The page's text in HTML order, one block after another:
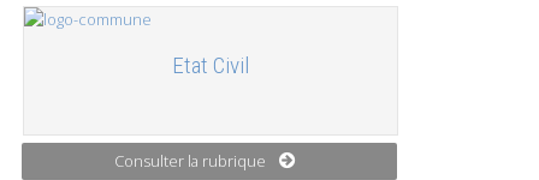
Etat Civil
Consulter la rubrique